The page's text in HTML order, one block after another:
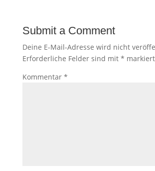
Submit a Comment
Deine E-Mail-Adresse wird nicht
Erforderliche Felder sind mit * markiert
Kommentar *